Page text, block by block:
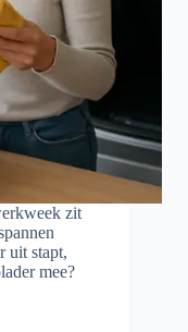
zit
uit stapt,
mee?